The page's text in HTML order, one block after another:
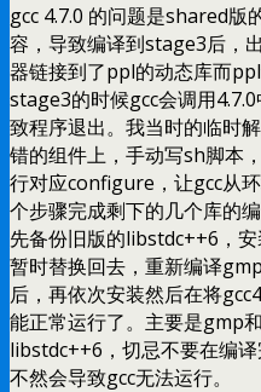
gcc 4.7.0 的问题是shared版
容，导致编译到stage3后，
器链接到了ppl的动态库而
stage3的时候gcc会调用
致程序退出。我当时的临时
错的组件上，手动写sh脚本
行对应configure，让gcc从
个步骤完成剩下的几个库的
先备份旧版的libstdc++6，
暂时替换回去，重新编译
后，再依次安装然后在将
能正常运行了。主要是gmp
libstdc++6，切忌不要在编
不然会导致gcc无法运行。